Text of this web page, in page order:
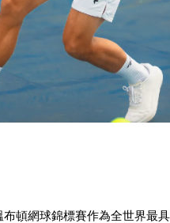
頓網球錦標賽作為全世界最